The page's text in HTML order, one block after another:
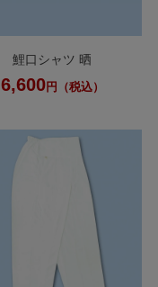
鯉口シャツ 晒
6,600円（税込）